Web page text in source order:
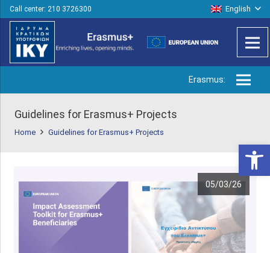
Call center: 210 3726300 English
Erasmus:
Guidelines for Erasmus+ Projects
Home Guidelines for Erasmus+ Projects
05/03/26